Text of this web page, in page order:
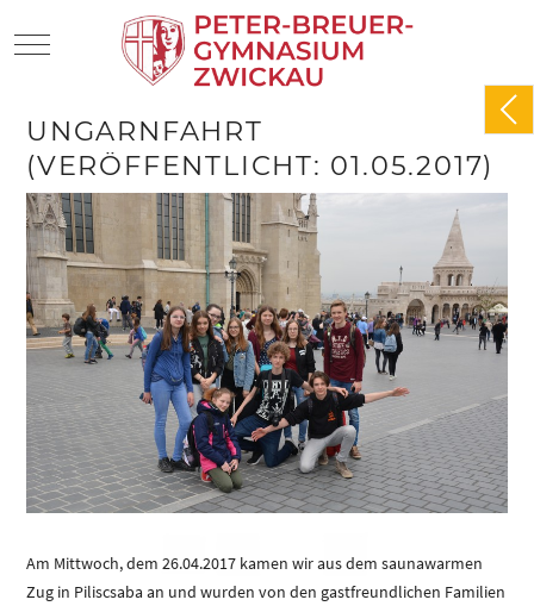
Mobile Menu Toggle
UNGARNFAHRT
(VERÖFFENTLICHT: 01.05.2017)
Am Mittwoch, dem 26.04.2017 kamen wir aus dem saunawarmen
Zug in Piliscsaba an und wurden von den gastfreundlichen Familien